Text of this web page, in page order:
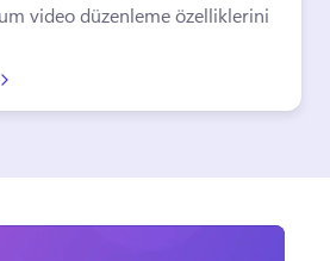
video düzenleme özelliklerini